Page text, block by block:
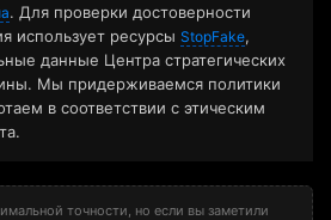
. Для проверки достоверности
использует ресурсы StopFake,
данные Центра стратегических
Мы придерживаемся политики
в соответствии с этическим
точности, но если вы заметили